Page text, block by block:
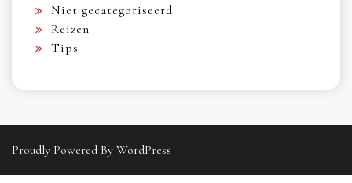
Niet gecategoriseerd
Reizen
Tips
Proudly Powered By WordPress